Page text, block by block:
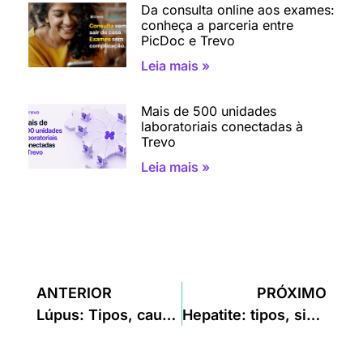
Da consulta online aos exames:
conheça a parceria entre
PicDoc e Trevo
Leia mais »
Mais de 500 unidades
laboratoriais conectadas à
Trevo
Leia mais »
ANTERIOR
Lúpus: Tipos, causas, sintomas, tratamentos, diagnóstico
PRÓXIMO
Hepatite: tipos, sintomas, tratamentos, prevenção